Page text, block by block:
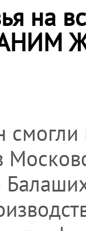
на